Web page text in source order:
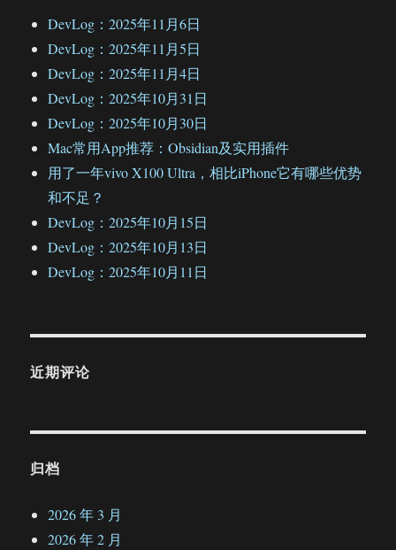
DevLog：2025年11月6日
DevLog：2025年11月5日
DevLog：2025年11月4日
DevLog：2025年10月31日
DevLog：2025年10月30日
Mac常用App推荐：Obsidian及实用插件
用了一年vivo X100 Ultra，相比iPhone它有哪些优势
和不足？
DevLog：2025年10月15日
DevLog：2025年10月13日
DevLog：2025年10月11日
近期评论
归档
2026 年 3 月
2026 年 2 月